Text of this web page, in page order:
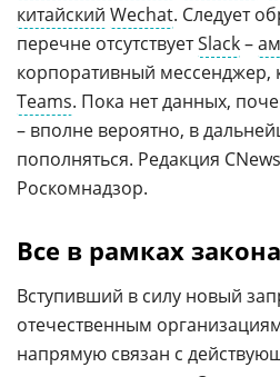
китайский Wechat. Следует
перечне отсутствуетSlack–
корпоративный мессенджер,
Teams. Пока нет данных,
– вполне вероятно, в
пополняться. Редакция
Роскомнадзор.
Все в рамках закона
Вступивший в силу новый
отечественным
напрямую связан с